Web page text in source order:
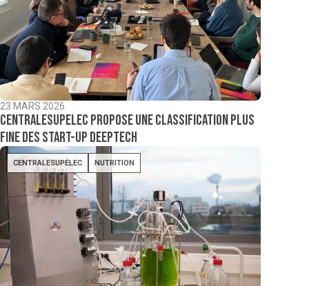
23 MARS 2026
CentraleSupelec propose une classification plus
fine des start-up deeptech
CENTRALESUPÉLEC NUTRITION